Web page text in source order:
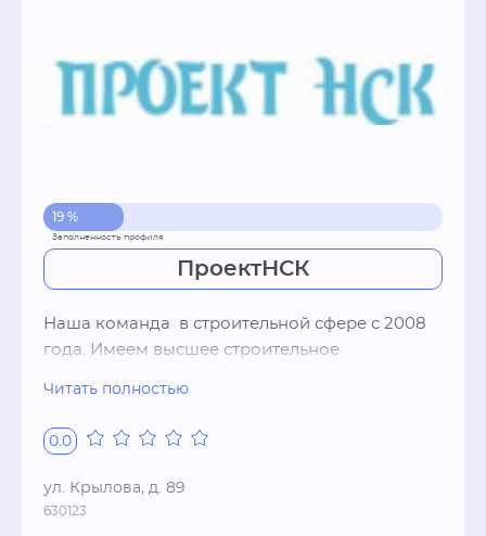
19 %
ПроектНСК
Наша команда  в строительной сфере с 2008
года. Имеем высшее строительное
• Подбором  наиболее перспективных
участков, знаем всю необходимую
информацию о коттеджных поселках  г.
Новосибирска;
Читать полностью
0.0
ул. Крылова, д. 89
630123